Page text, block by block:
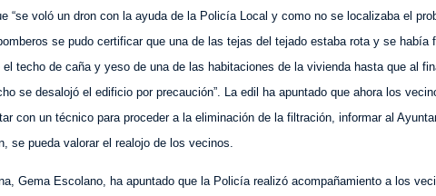
“se voló un dron con la ayuda de la Policía Local y como no se localizaba el
se pudo certificar que una de las tejas del tejado estaba rota y se había
el techo de caña y yeso de una de las habitaciones de la vivienda hasta que al
se desalojó el edificio por precaución”. La edil ha apuntado que ahora los
con un técnico para proceder a la eliminación de la filtración, informar al
se pueda valorar el realojo de los vecinos.
Gema Escolano, ha apuntado que la Policía realizó acompañamiento a los